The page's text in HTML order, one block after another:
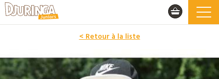
< Retour à la liste